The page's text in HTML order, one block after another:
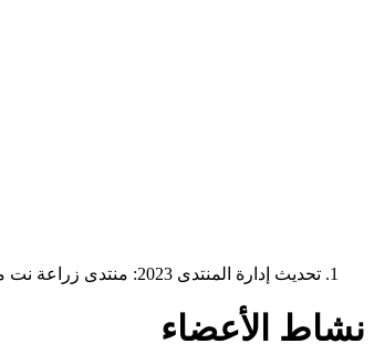
تحديث إدارة المنتدى 2023: منتدى زراعة نت مفتوح حاليا للقراءة فقط، ولا يقبل مشاركات جديدة. يمكنكم استخدام الشريط الظاهر أعلاه للبحث في كافة مواضيع المدوّنة والمنتدى.
نشاط الأعضاء